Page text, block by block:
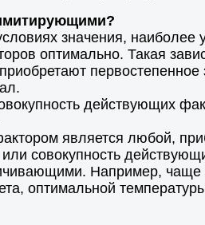
значения,
оптимально. Такая
действующих
является любой,
совокупность
Например, чаще
оптимальной